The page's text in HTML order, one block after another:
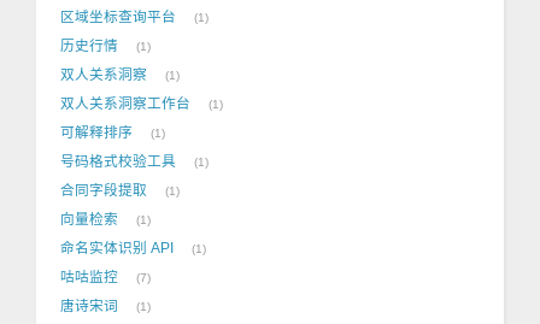
区域坐标查询平台 1
历史行情 1
双人关系洞察 1
双人关系洞察工作台 1
可解释排序 1
号码格式校验工具 1
合同字段提取 1
向量检索 1
命名实体识别 API 1
咕咕监控 7
唐诗宋词 1